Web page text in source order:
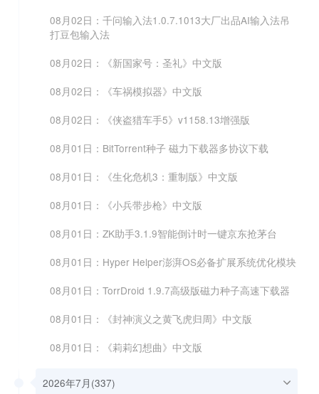
08月02日：千问输入法1.0.7.1013大厂出品AI输入法吊
打豆包输入法
08月02日：《新国家号：圣礼》中文版
08月02日：《车祸模拟器》中文版
08月02日：《侠盗猎车手5》v1158.13增强版
08月01日：BitTorrent种子 磁力下载器多协议下载
08月01日：《生化危机3：重制版》中文版
08月01日：《小兵带步枪》中文版
08月01日：ZK助手3.1.9智能倒计时一键京东抢茅台
08月01日：Hyper Helper澎湃OS必备扩展系统优化模块
08月01日：TorrDroid 1.9.7高级版磁力种子高速下载器
08月01日：《封神演义之黄飞虎归周》中文版
08月01日：《莉莉幻想曲》中文版
2026年7月(337)